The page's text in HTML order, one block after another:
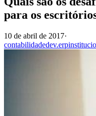
para os
10 de abril de 2017·
contabilidadedev.erp